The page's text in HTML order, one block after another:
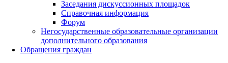
Заседания дискуссионных площадок
Справочная информация
Форум
Негосударственные образовательные организации
дополнительного образования
Обращения граждан